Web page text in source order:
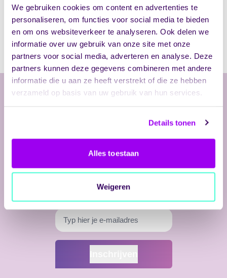
We gebruiken cookies om content en advertenties te
personaliseren, om functies voor social media te bieden
en om ons websiteverkeer te analyseren. Ook delen we
informatie over uw gebruik van onze site met onze
partners voor social media, adverteren en analyse. Deze
partners kunnen deze gegevens combineren met andere
informatie die u aan ze heeft verstrekt of die ze hebben
verzameld op basis van uw gebruik van hun services.
Details tonen
Alles toestaan
Weigeren
om continu een hoger niveau te
bereiken.
Vandaag
Wil je op de hoogte blijven van de nieuwste updates
en ontwikkelingen ? Schrijf je in voor onze
nieuwsbrief!
E-
mailadres
*